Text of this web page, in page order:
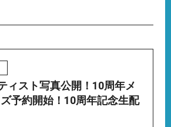
ィスト写真公開！10周年メ
予約開始！10周年記念生配